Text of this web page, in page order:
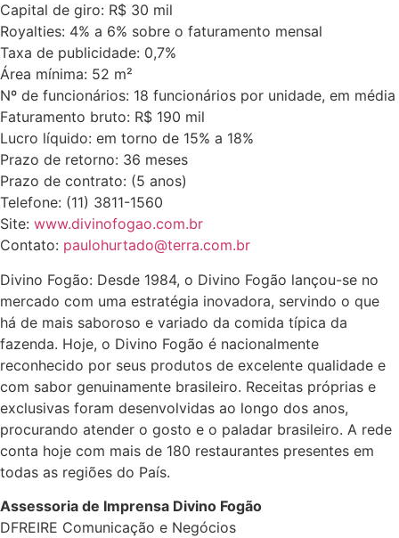
Capital de giro: R$ 30 mil
Royalties: 4% a 6% sobre o faturamento mensal
Taxa de publicidade: 0,7%
Área mínima: 52 m²
Nº de funcionários: 18 funcionários por unidade, em média
Faturamento bruto: R$ 190 mil
Lucro líquido: em torno de 15% a 18%
Prazo de retorno: 36 meses
Prazo de contrato: (5 anos)
Telefone: (11) 3811-1560
Site: www.divinofogao.com.br
Contato: paulohurtado@terra.com.br
Divino Fogão: Desde 1984, o Divino Fogão lançou-se no
mercado com uma estratégia inovadora, servindo o que
há de mais saboroso e variado da comida típica da
fazenda. Hoje, o Divino Fogão é nacionalmente
reconhecido por seus produtos de excelente qualidade e
com sabor genuinamente brasileiro. Receitas próprias e
exclusivas foram desenvolvidas ao longo dos anos,
procurando atender o gosto e o paladar brasileiro. A rede
conta hoje com mais de 180 restaurantes presentes em
todas as regiões do País.
Assessoria de Imprensa Divino Fogão
DFREIRE Comunicação e Negócios